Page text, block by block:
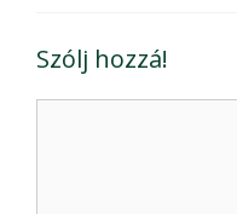
Szólj hozzá!